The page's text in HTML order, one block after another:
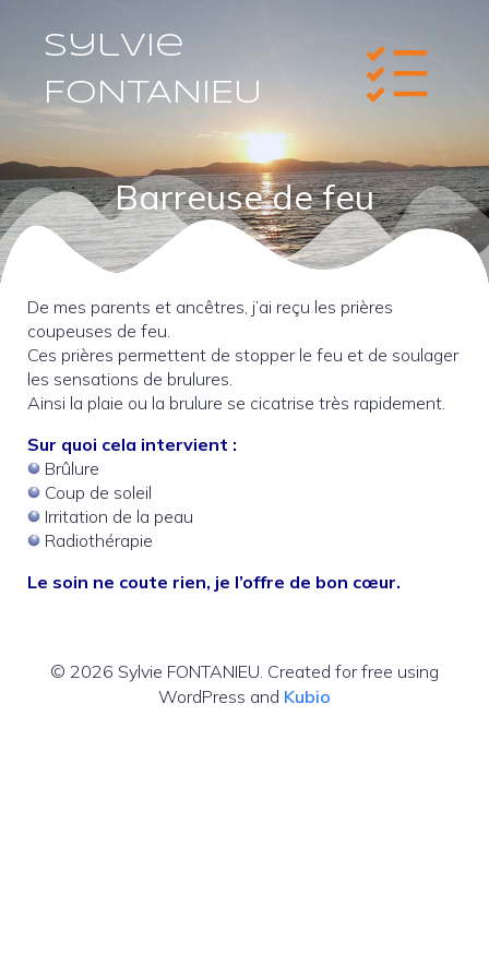
Sylvie
FONTANIEU
Barreuse de feu
De mes parents et ancêtres, j’ai reçu les prières
coupeuses de feu.
Ces prières permettent de stopper le feu et de soulager
les sensations de brulures.
Ainsi la plaie ou la brulure se cicatrise très rapidement.
Sur quoi cela intervient :
Brûlure
Coup de soleil
Irritation de la peau
Radiothérapie
Le soin ne coute rien, je l’offre de bon cœur.
© 2026 Sylvie FONTANIEU. Created for free using
WordPress and Kubio